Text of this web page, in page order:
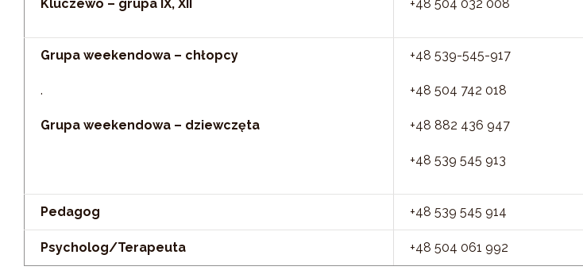
Kluczewo – grupa IX, XII +48 504 032 008
Grupa weekendowa – chłopcy
.
Grupa weekendowa – dziewczęta
+48 539-545-917
+48 504 742 018
+48 882 436 947
+48 539 545 913
Pedagog +48 539 545 914
Psycholog/Terapeuta +48 504 061 992